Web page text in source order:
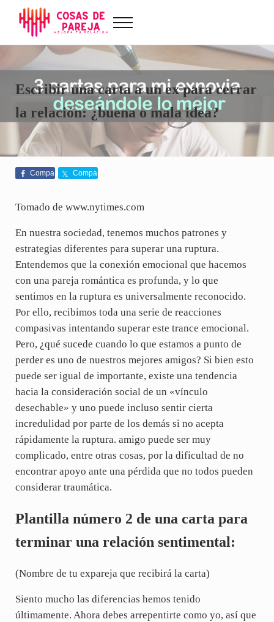
Saltar al contenido principal
Skip to after header navigation
Skip to site footer
Cosas de Pareja
Problemas de pareja, sexualidad, tests de amor...
Menu
Escribir una carta a un ex para cerrar
la relación: ¿buena o mala idea?
Compa
Compa
Tomado de www.nytimes.com
En nuestra sociedad, tenemos muchos patrones y
estrategias diferentes para superar una ruptura.
Entendemos que la conexión emocional que hacemos
con una pareja romántica es profunda, y lo que
sentimos en la ruptura es universalmente reconocido.
Por ello, recibimos toda una serie de reacciones
compasivas intentando superar este trance emocional.
Pero, ¿qué sucede cuando lo que estamos a punto de
perder es uno de nuestros mejores amigos? Si bien esto
puede ser igual de importante, existe una tendencia
hacia la consideración social de un «vínculo
desechable» y uno puede incluso sentir cierta
incredulidad por parte de los demás si no acepta
rápidamente la ruptura. amigo puede ser muy
complicado, entre otras cosas, por la dificultad de no
encontrar apoyo ante una pérdida que no todos pueden
considerar traumática.
Plantilla número 2 de una carta para
terminar una relación sentimental:
(Nombre de tu expareja que recibirá la carta)
Siento mucho las diferencias hemos tenido
últimamente. Ahora debes arrepentirte como yo, así que